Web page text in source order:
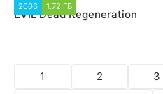
2006 1.72 ГБ
EVIL Dead Regeneration
1 2 3